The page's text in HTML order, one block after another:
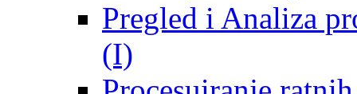
Pregled i Analiza
(I)